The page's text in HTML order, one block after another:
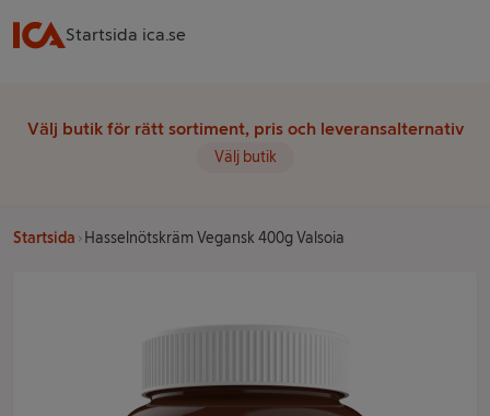
Startsida ica.se
Välj butik för rätt sortiment, pris och leveransalternativ
Välj butik
Startsida Hasselnötskräm Vegansk 400g Valsoia